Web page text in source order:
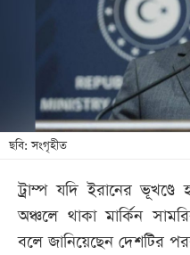
স্টাইল
শিক্ষা
সব
বিভাগ
ছবি: সংগৃহীত
ট্রাম্প যদি ইরানের
অঞ্চলে থাকা মার্কিন
বলে জানিয়েছেন দেশটির